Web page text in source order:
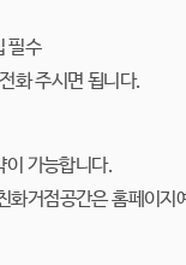
필수
화 주시면 됩니다.
이 가능합니다.
화거점공간은 홈페이지